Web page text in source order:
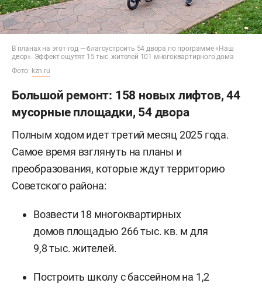
В планах на этот год — благоустроить 54 двора по программе «Наш
двор». Эффект ощутят 15 тыс. жителей 101 многоквартирного дома
Фото: kzn.ru
Большой ремонт: 158 новых лифтов, 44
мусорные площадки, 54 двора
Полным ходом идет третий месяц 2025 года.
Самое время взглянуть на планы и
преобразования, которые ждут территорию
Советского района:
Возвести 18 многоквартирных
домов площадью 266 тыс. кв. м для
9,8 тыс. жителей.
Построить школу с бассейном на 1,2